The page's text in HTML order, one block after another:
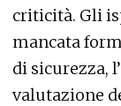
criticità. Gli
mancata
di sicurezza,
valutazione